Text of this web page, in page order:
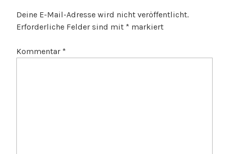
Deine E-Mail-Adresse wird nicht veröffentlicht.
Erforderliche Felder sind mit * markiert
Kommentar *